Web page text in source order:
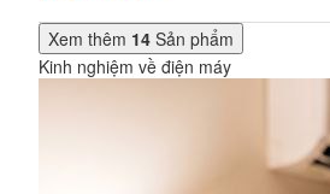
Xem thêm 14 Sản phẩm
Kinh nghiệm về điện máy